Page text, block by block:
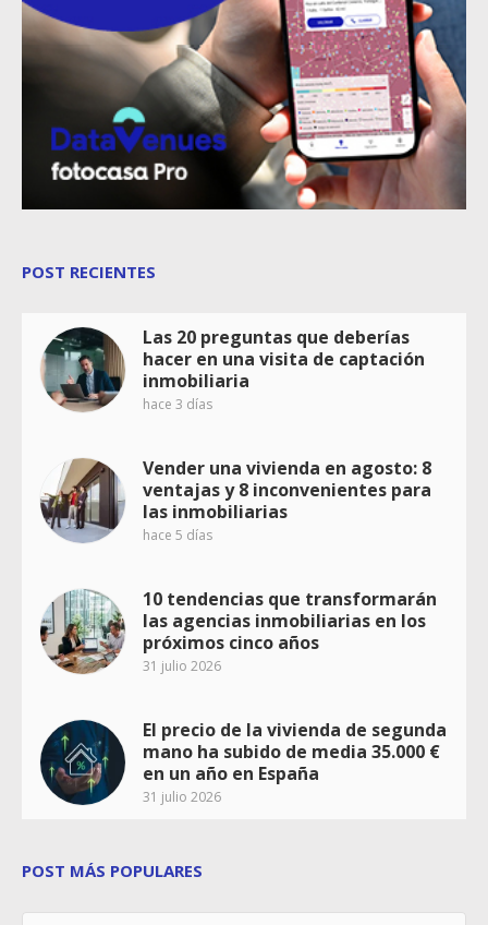
POST RECIENTES
Las 20 preguntas que deberías
hacer en una visita de captación
inmobiliaria
hace 3 días
Vender una vivienda en agosto: 8
ventajas y 8 inconvenientes para
las inmobiliarias
hace 5 días
10 tendencias que transformarán
las agencias inmobiliarias en los
próximos cinco años
31 julio 2026
El precio de la vivienda de segunda
mano ha subido de media 35.000 €
en un año en España
31 julio 2026
POST MÁS POPULARES